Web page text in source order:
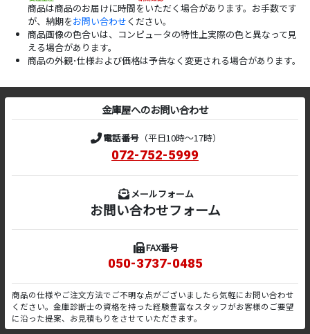
商品は商品のお届けに時間をいただく場合があります。お手数です
が、納期をお問い合わせください。
商品画像の色合いは、コンピュータの特性上実際の色と異なって見
える場合があります。
商品の外観･仕様および価格は予告なく変更される場合があります。
金庫屋へのお問い合わせ
電話番号（平日10時～17時）
072-752-5999
メールフォーム
お問い合わせフォーム
FAX番号
050-3737-0485
商品の仕様やご注文方法でご不明な点がございましたら気軽にお問い合わせ
ください。金庫診断士の資格を持った経験豊富なスタッフがお客様のご要望
に沿った提案、お見積もりをさせていただきます。